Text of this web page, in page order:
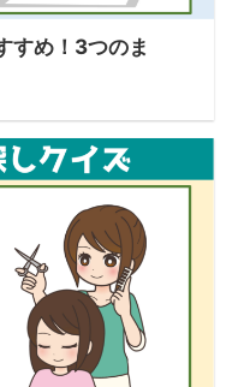
すめ！3つのま